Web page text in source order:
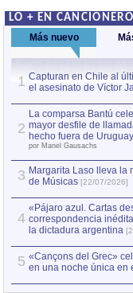
LO + EN
Más nuevo
1 Capturan en Chile al
el asesinato de Víctor
2
La comparsa Bantú
mayor desfile de
hecho fuera de Uruguay
por Manel Gausachs
3 Margarita Laso lleva la
de Músicas [22/07/2026]
4
«Pájaro azul. Cartas
correspondencia
la dictadura argentina
5 «Cançons del Grec»
en una noche única en